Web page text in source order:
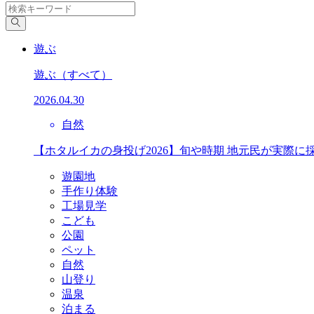
遊ぶ
遊ぶ （すべて）
2026.04.30
自然
【ホタルイカの身投げ2026】旬や時期 地元民が実際に
遊園地
手作り体験
工場見学
こども
公園
ペット
自然
山登り
温泉
泊まる